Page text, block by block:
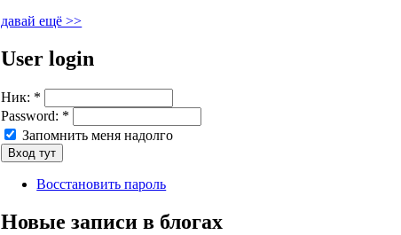
давай ещё >>
User login
Ник: *
Password: *
Запомнить меня надолго
Восстановить пароль
Новые записи в блогах